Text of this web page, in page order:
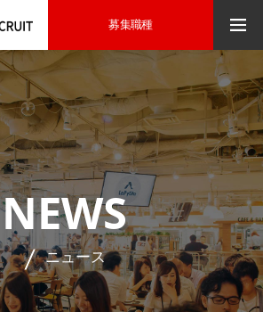
募集職種
NEWS
ニュース